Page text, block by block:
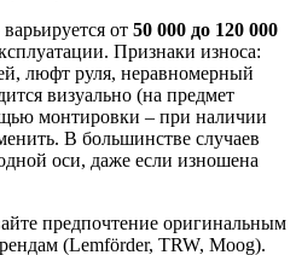
от 50 000 до 120 000
Признаки износа:
люфт руля, неравномерный
визуально (на предмет
монтировки – при наличии
В большинстве случаев
оси, даже если изношена
предпочтение оригинальным
(Lemförder, TRW, Moog).